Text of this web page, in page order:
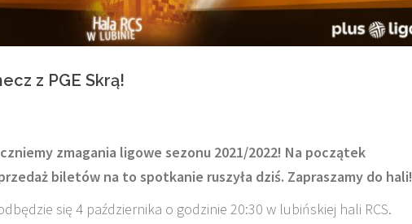
z PGE Skrą!
zmagania ligowe sezonu 2021/2022! Na początek
biletów na to spotkanie ruszyła dziś. Zapraszamy do hali!
się 4 października o godzinie 20:30 w lubińskiej hali RCS.